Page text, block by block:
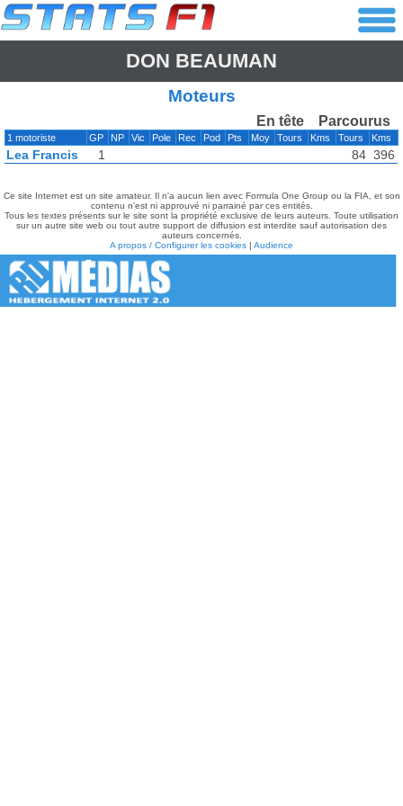
DON BEAUMAN
Moteurs
En tête Parcourus
1 motoriste GP NP Vic Pole Rec Pod Pts Moy Tours Kms Tours Kms
Lea Francis 1 84 396
Ce site Internet est un site amateur. Il n'a aucun lien avec Formula One Group ou la FIA, et son
contenu n'est ni approuvé ni parrainé par ces entités.
Tous les textes présents sur le site sont la propriété exclusive de leurs auteurs. Toute utilisation
sur un autre site web ou tout autre support de diffusion est interdite sauf autorisation des
auteurs concernés.
A propos / Configurer les cookies | Audience